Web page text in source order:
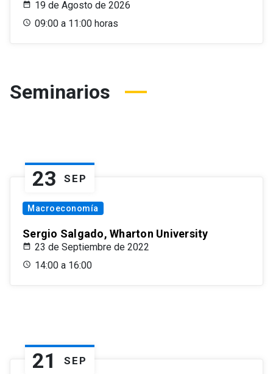
19 de Agosto de 2026
09:00 a 11:00 horas
Seminarios
23 SEP
Macroeconomía
Sergio Salgado, Wharton University
23 de Septiembre de 2022
14:00 a 16:00
21 SEP